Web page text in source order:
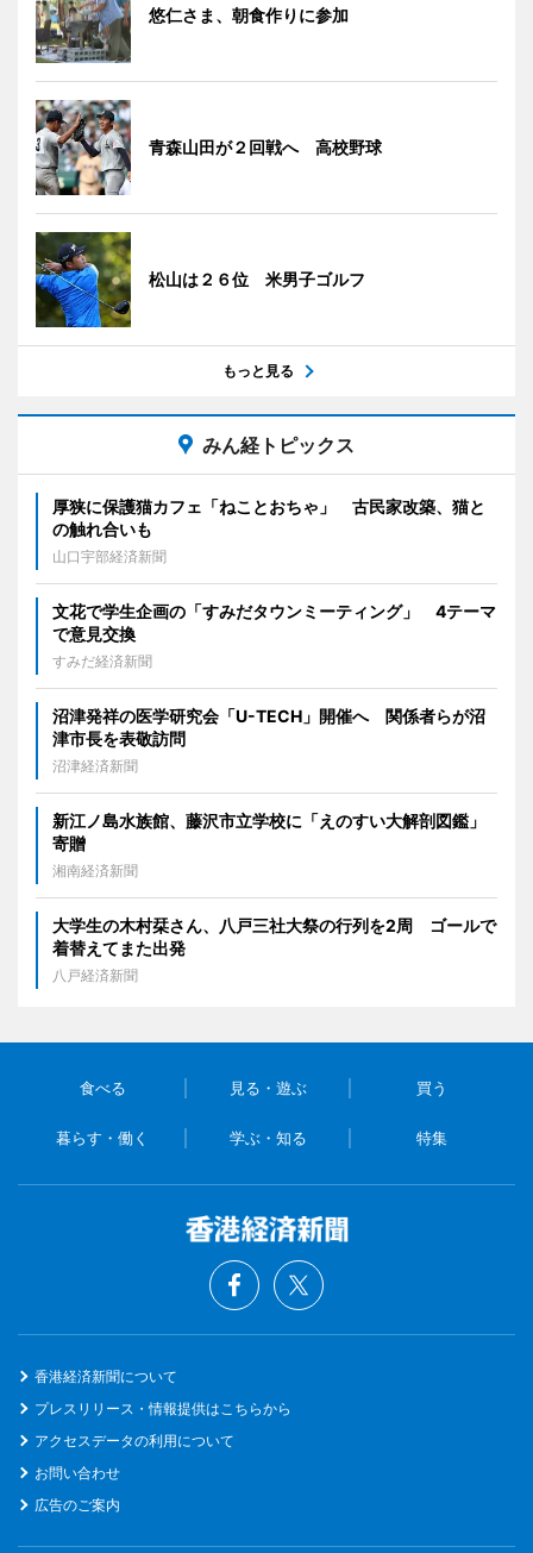
悠仁さま、朝食作りに参加
青森山田が２回戦へ 高校野球
松山は２６位 米男子ゴルフ
もっと見る
みん経トピックス
厚狭に保護猫カフェ「ねことおちゃ」 古民家改築、猫と
の触れ合いも
山口宇部経済新聞
文花で学生企画の「すみだタウンミーティング」 4テーマ
で意見交換
すみだ経済新聞
沼津発祥の医学研究会「U-TECH」開催へ 関係者らが沼
津市長を表敬訪問
沼津経済新聞
新江ノ島水族館、藤沢市立学校に「えのすい大解剖図鑑」
寄贈
湘南経済新聞
大学生の木村栞さん、八戸三社大祭の行列を2周 ゴールで
着替えてまた出発
八戸経済新聞
食べる 見る・遊ぶ 買う
暮らす・働く 学ぶ・知る 特集
香港経済新聞について
プレスリリース・情報提供はこちらから
アクセスデータの利用について
お問い合わせ
広告のご案内